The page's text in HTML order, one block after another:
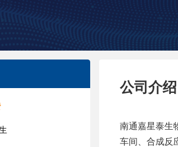
公司介绍
南通嘉星泰生
车间、合成反